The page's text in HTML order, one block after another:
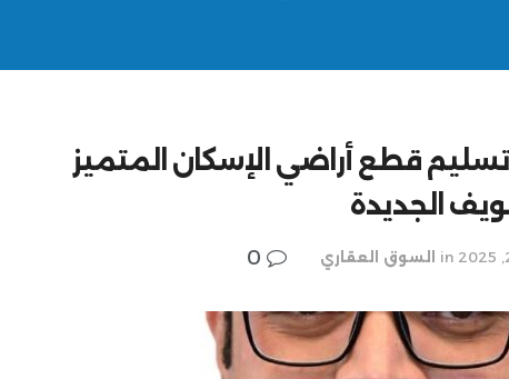
مارس..بدء تسليم قطع أراضي الإسكان المتميز
الجديدة
in السوق العقاري